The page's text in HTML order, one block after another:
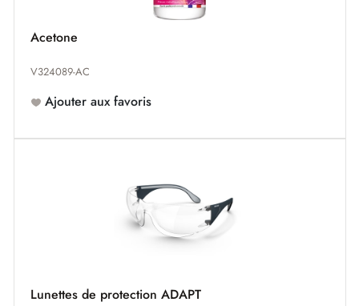
Acetone
V324089-AC
Ajouter aux favoris
Lunettes de protection ADAPT